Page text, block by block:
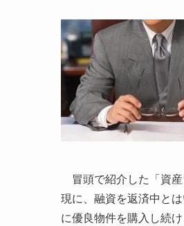
冒頭で紹介した「資産
現に、融資を返済中と
に優良物件を購入し続